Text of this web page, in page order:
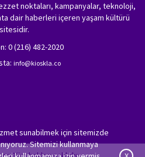
sunabilmek için sitemizde
Sitemizi kullanmaya
noktaları, kampanyalar, teknoloji,
dair haberleri içeren yaşam kültürü
sitesidir.
0 (216) 482-2020
info@kioskla.co